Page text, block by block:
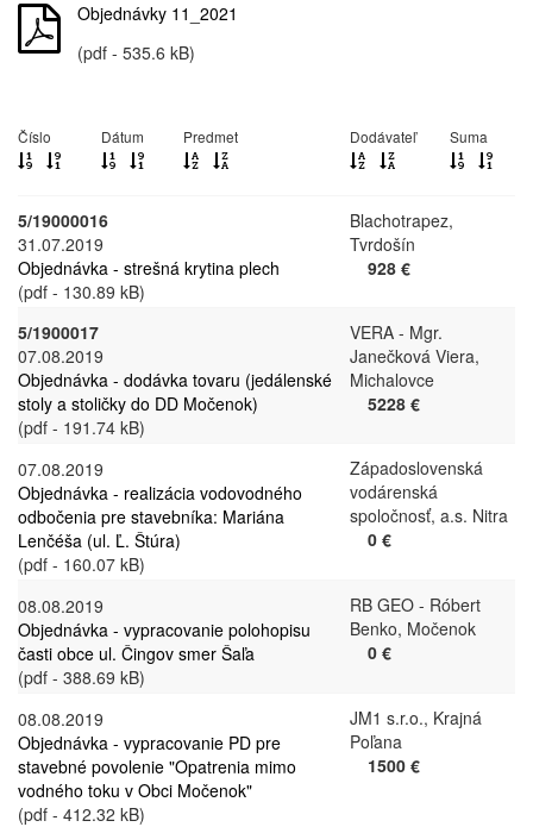
Objednávky 11_2021
(pdf - 535.6 kB)
Číslo Dátum Predmet Dodávateľ Suma
5/19000016
31.07.2019
Objednávka - strešná krytina plech
(pdf - 130.89 kB)
Blachotrapez,
Tvrdošín
928 €
5/1900017
07.08.2019
Objednávka - dodávka tovaru (jedálenské
stoly a stoličky do DD Močenok)
(pdf - 191.74 kB)
VERA - Mgr.
Janečková Viera,
Michalovce
5228 €
07.08.2019
Objednávka - realizácia vodovodného
odbočenia pre stavebníka: Mariána
Lenčéša (ul. Ľ. Štúra)
(pdf - 160.07 kB)
Západoslovenská
vodárenská
spoločnosť, a.s. Nitra
0 €
08.08.2019
Objednávka - vypracovanie polohopisu
časti obce ul. Čingov smer Šaľa
(pdf - 388.69 kB)
RB GEO - Róbert
Benko, Močenok
0 €
08.08.2019
Objednávka - vypracovanie PD pre
stavebné povolenie "Opatrenia mimo
vodného toku v Obci Močenok"
(pdf - 412.32 kB)
JM1 s.r.o., Krajná
Poľana
1500 €